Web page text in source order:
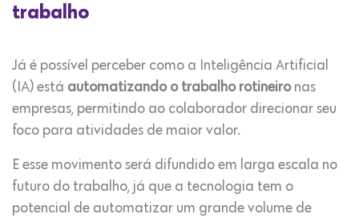
trabalho
Já é possível perceber como a Inteligência Artificial
(IA) está automatizando o trabalho rotineironas
empresas, permitindo ao colaborador direcionar seu
foco para atividades de maior valor.
E esse movimento será difundido em larga escala no
futuro do trabalho, já que a tecnologia tem o
potencial de automatizar um grande volume de